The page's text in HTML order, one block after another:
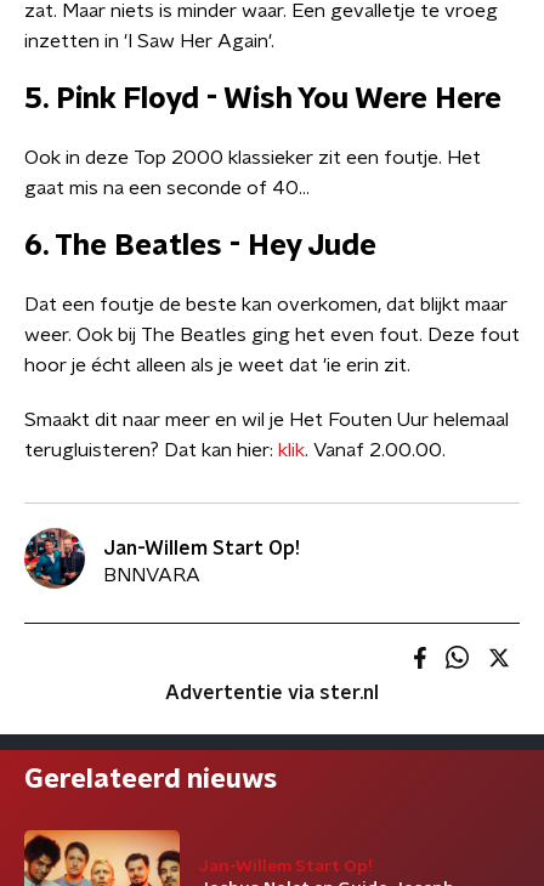
zat. Maar niets is minder waar. Een gevalletje te vroeg
inzetten in 'I Saw Her Again'.
5. Pink Floyd - Wish You Were Here
Ook in deze Top 2000 klassieker zit een foutje. Het
gaat mis na een seconde of 40...
6. The Beatles - Hey Jude
Dat een foutje de beste kan overkomen, dat blijkt maar
weer. Ook bij The Beatles ging het even fout. Deze fout
hoor je écht alleen als je weet dat 'ie erin zit.
Smaakt dit naar meer en wil je Het Fouten Uur helemaal
terugluisteren? Dat kan hier: klik. Vanaf 2.00.00.
Jan-Willem Start Op!
BNNVARA
Advertentie via ster.nl
Gerelateerd nieuws
Jan-Willem Start Op!